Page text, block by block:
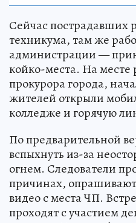
Сейчас пострадавших
техникума, там же
администрации —
койко-места. На месте
прокурора города,
жителей открыли
колледже и горячую
По предварительной
вспыхнуть из-за
огнем. Следователи
причинах,
видео с места ЧП.
проходят с участием